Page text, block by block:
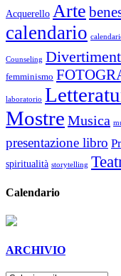
Acquerello Arte
calendario
Counseling
femminismo
laboratorio
Mostre Musica
presentazione libro
spiritualità storytelling
Calendario
ARCHIVIO